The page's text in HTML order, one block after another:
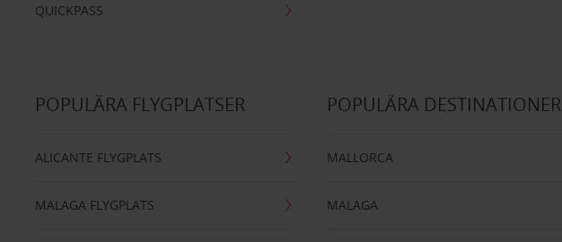
QUICKPASS
POPULÄRA FLYGPLATSER
ALICANTE FLYGPLATS
MALAGA FLYGPLATS
POPULÄRA DESTINATIONER
MALLORCA
MALAGA